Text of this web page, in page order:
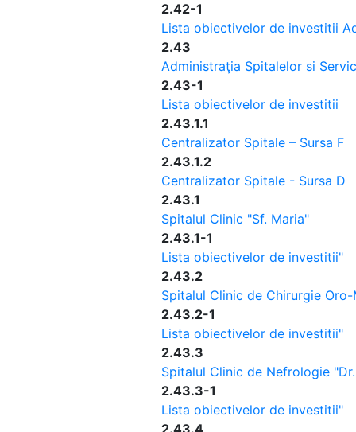
2.42-1
Lista obiectivelor de investitii
2.43
Administraţia Spitalelor si
2.43-1
Lista obiectivelor de investitii
2.43.1.1
Centralizator Spitale – Sursa F
2.43.1.2
Centralizator Spitale - Sursa D
2.43.1
Spitalul Clinic "Sf. Maria"
2.43.1-1
Lista obiectivelor de investitii"
2.43.2
Spitalul Clinic de Chirurgie
2.43.2-1
Lista obiectivelor de investitii"
2.43.3
Spitalul Clinic de Nefrologie
2.43.3-1
Lista obiectivelor de investitii"
2.43.4